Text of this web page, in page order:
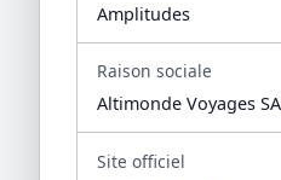
Amplitudes
Raison sociale
Altimonde Voyages
Site officiel